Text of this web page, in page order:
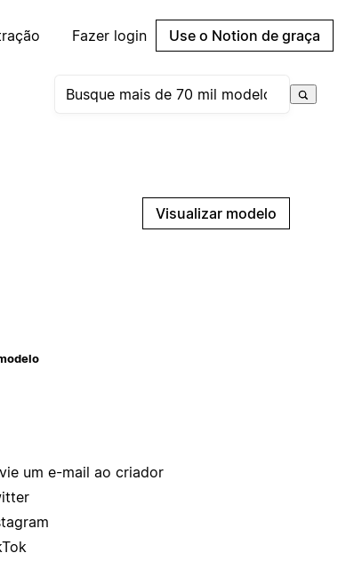
Fazer login Use o Notion de graça
Visualizar modelo
um e-mail ao criador